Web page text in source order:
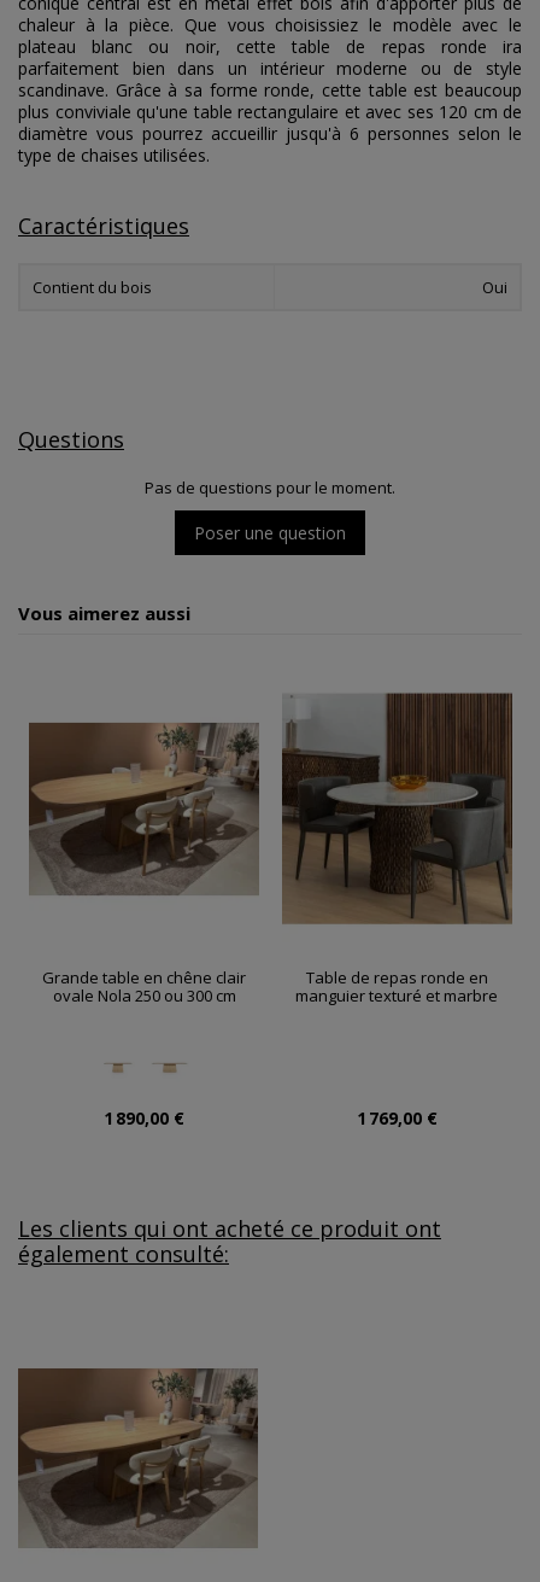
chaleur à la pièce. Que vous choisissiez le modèle avec le
plateau blanc ou noir, cette table de repas ronde ira
parfaitement bien dans un intérieur moderne ou de style
scandinave. Grâce à sa forme ronde, cette table est beaucoup
plus conviviale qu'une table rectangulaire et avec ses 120 cm de
diamètre vous pourrez accueillir jusqu'à 6 personnes selon le
type de chaises utilisées.
Caractéristiques
Contient du bois Oui
Questions
Pas de questions pour le moment.
Poser une question
Vous aimerez aussi
Grande table en chêne clair
ovale Nola 250 ou 300 cm
1 890,00 €
Table de repas ronde en
manguier texturé et marbre
1 769,00 €
Les clients qui ont acheté ce produit ont
également consulté: